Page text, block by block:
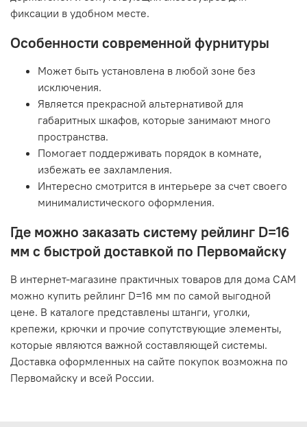
фиксации в удобном месте.
Особенности современной фурнитуры
Может быть установлена в любой зоне без
исключения.
Является прекрасной альтернативой для
габаритных шкафов, которые занимают много
пространства.
Помогает поддерживать порядок в комнате,
избежать ее захламления.
Интересно смотрится в интерьере за счет своего
минималистического оформления.
Где можно заказать систему рейлинг D=16
мм с быстрой доставкой по Первомайску
В интернет-магазине практичных товаров для дома САМ
можно купить рейлинг D=16 мм по самой выгодной
цене. В каталоге представлены штанги, уголки,
крепежи, крючки и прочие сопутствующие элементы,
которые являются важной составляющей системы.
Доставка оформленных на сайте покупок возможна по
Первомайску и всей России.